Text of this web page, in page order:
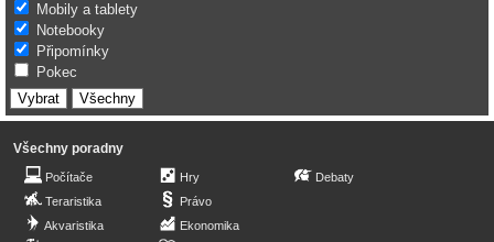
Mobily a tablety
Notebooky
Připomínky
Pokec
Všechny poradny
Počítače
Teraristika
Akvaristika
Hry
Právo
Ekonomika
Debaty